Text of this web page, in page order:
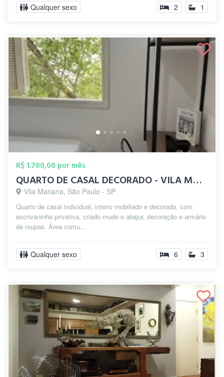
Qualquer sexo 2 1
R$ 1.700,00 por mês
QUARTO DE CASAL DECORADO - VILA MARIANA
Vila Mariana, São Paulo - SP
Quarto de casal individual, inteiro mobiliado e decorado, com
escrivaninha privativa, criado mudo e abajur, decoração e armário
de roupas. Área comu...
Qualquer sexo 6 3